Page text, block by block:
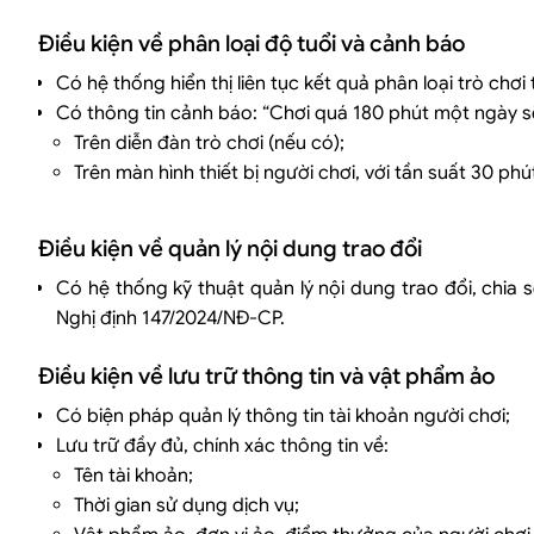
Điều kiện về phân loại độ tuổi và cảnh báo
Có hệ thống hiển thị liên tục kết quả phân loại trò
Có thông tin cảnh báo: “Chơi quá 180 phút một ngày
Trên diễn đàn trò chơi (nếu có);
Trên màn hình thiết bị người chơi, với tần suất 30
Điều kiện về quản lý nội dung trao đổi
Có hệ thống kỹ thuật quản lý nội dung trao đổi, chia
Nghị định 147/2024/NĐ-CP.
Điều kiện về lưu trữ thông tin và vật phẩm ảo
Có biện pháp quản lý thông tin tài khoản người chơi;
Lưu trữ đầy đủ, chính xác thông tin về:
Tên tài khoản;
Thời gian sử dụng dịch vụ;